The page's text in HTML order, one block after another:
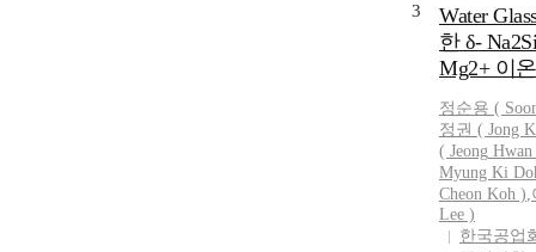
3
Water
한 δ-
Mg2+ 이
정순용 (
정권 ( Jong
( Jeong
Myung Ki
Cheon Koh ),
Lee )
한국공업